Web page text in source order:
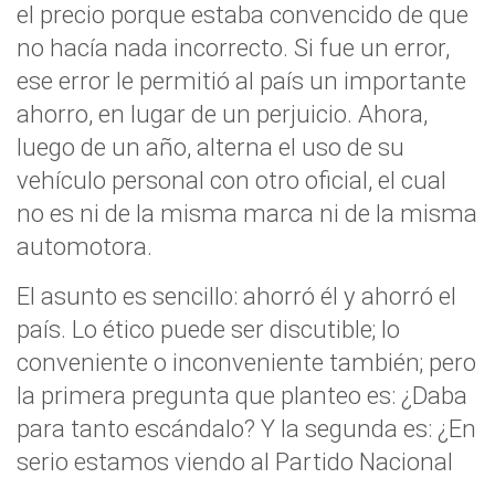
el precio porque estaba convencido de que
no hacía nada incorrecto. Si fue un error,
ese error le permitió al país un importante
ahorro, en lugar de un perjuicio. Ahora,
luego de un año, alterna el uso de su
vehículo personal con otro oficial, el cual
no es ni de la misma marca ni de la misma
automotora.
El asunto es sencillo: ahorró él y ahorró el
país. Lo ético puede ser discutible; lo
conveniente o inconveniente también; pero
la primera pregunta que planteo es: ¿Daba
para tanto escándalo? Y la segunda es: ¿En
serio estamos viendo al Partido Nacional